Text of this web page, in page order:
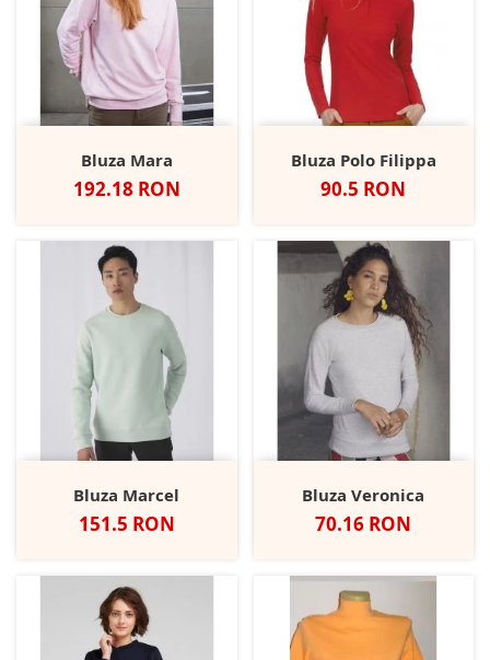
Bluza Mara
Pret
192.18 RON
Bluza Polo Filippa
Pret
90.5 RON
Bluza Marcel
Pret
151.5 RON
Bluza Veronica
Pret
70.16 RON